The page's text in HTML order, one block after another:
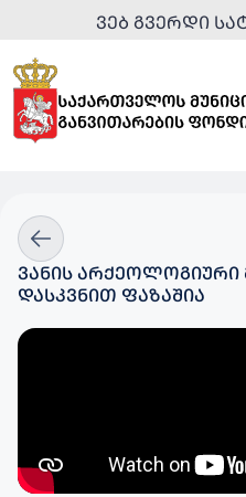
ᲕᲔᲑ ᲒᲕᲔᲠᲓᲘ
ᲕᲐᲜᲘᲡ ᲐᲠᲥᲔᲝᲚᲝᲒᲘᲣᲠᲘ
ᲓᲐᲡᲙᲕᲜᲘᲗ ᲤᲐᲖᲐᲨᲘᲐ